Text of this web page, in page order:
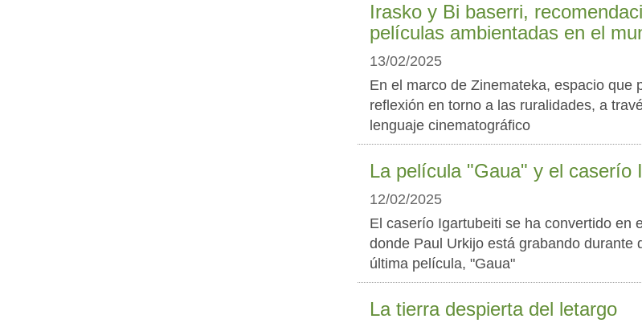
Irasko y Bi baserri,
películas ambientadas en el
13/02/2025
En el marco de Zinemateka, espacio que
reflexión en torno a las ruralidades, a
lenguaje cinematográfico
La película "Gaua" y el caserío
12/02/2025
El caserío Igartubeiti se ha convertido en
donde Paul Urkijo está grabando durante
última película, "Gaua"
La tierra despierta del letargo